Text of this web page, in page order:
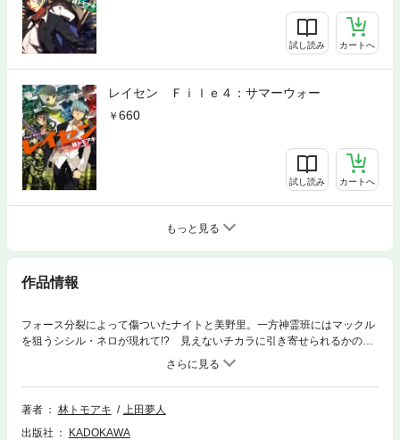
試し読み カートへ
レイセン Ｆｉｌｅ４：サマーウォー
660
試し読み カートへ
もっと見る
作品情報
フォース分裂によって傷ついたナイトと美野里。一方神霊班にはマックル
を狙うシシル・ネロが現れて!? 見えないチカラに引き寄せられるかのよ
うに集い始める不穏な影。クライマックス直前、引きこもり男の第二の人
著者 林トモアキ
上田夢人
出版社
KADOKAWA